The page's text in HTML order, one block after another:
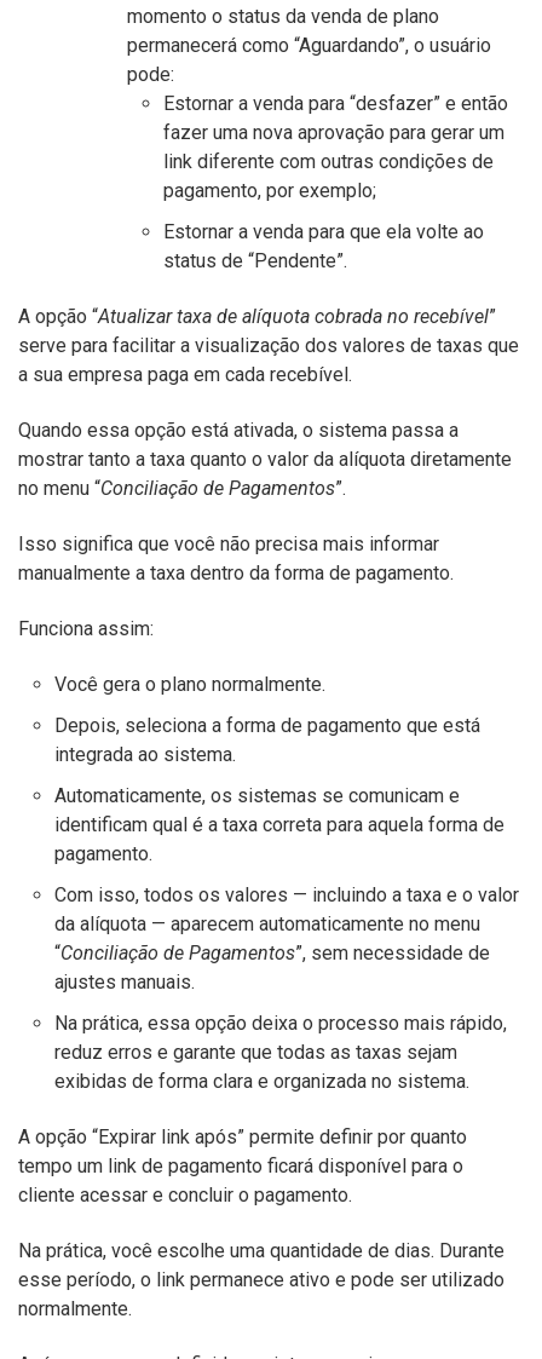
momento o status da venda de plano
permanecerá como “Aguardando”, o usuário
pode:
Estornar a venda para “desfazer” e então
fazer uma nova aprovação para gerar um
link diferente com outras condições de
pagamento, por exemplo;
Estornar a venda para que ela volte ao
status de “Pendente”.
A opção “Atualizar taxa de alíquota cobrada no recebível”
serve para facilitar a visualização dos valores de taxas que
a sua empresa paga em cada recebível.
Quando essa opção está ativada, o sistema passa a
mostrar tanto a taxa quanto o valor da alíquota diretamente
no menu “Conciliação de Pagamentos”.
Isso significa que você não precisa mais informar
manualmente a taxa dentro da forma de pagamento.
Funciona assim:
Você gera o plano normalmente.
Depois, seleciona a forma de pagamento que está
integrada ao sistema.
Automaticamente, os sistemas se comunicam e
identificam qual é a taxa correta para aquela forma de
pagamento.
Com isso, todos os valores — incluindo a taxa e o valor
da alíquota — aparecem automaticamente no menu
“Conciliação de Pagamentos”, sem necessidade de
ajustes manuais.
Na prática, essa opção deixa o processo mais rápido,
reduz erros e garante que todas as taxas sejam
exibidas de forma clara e organizada no sistema.
A opção “Expirar link após” permite definir por quanto
tempo um link de pagamento ficará disponível para o
cliente acessar e concluir o pagamento.
Na prática, você escolhe uma quantidade de dias. Durante
esse período, o link permanece ativo e pode ser utilizado
normalmente.